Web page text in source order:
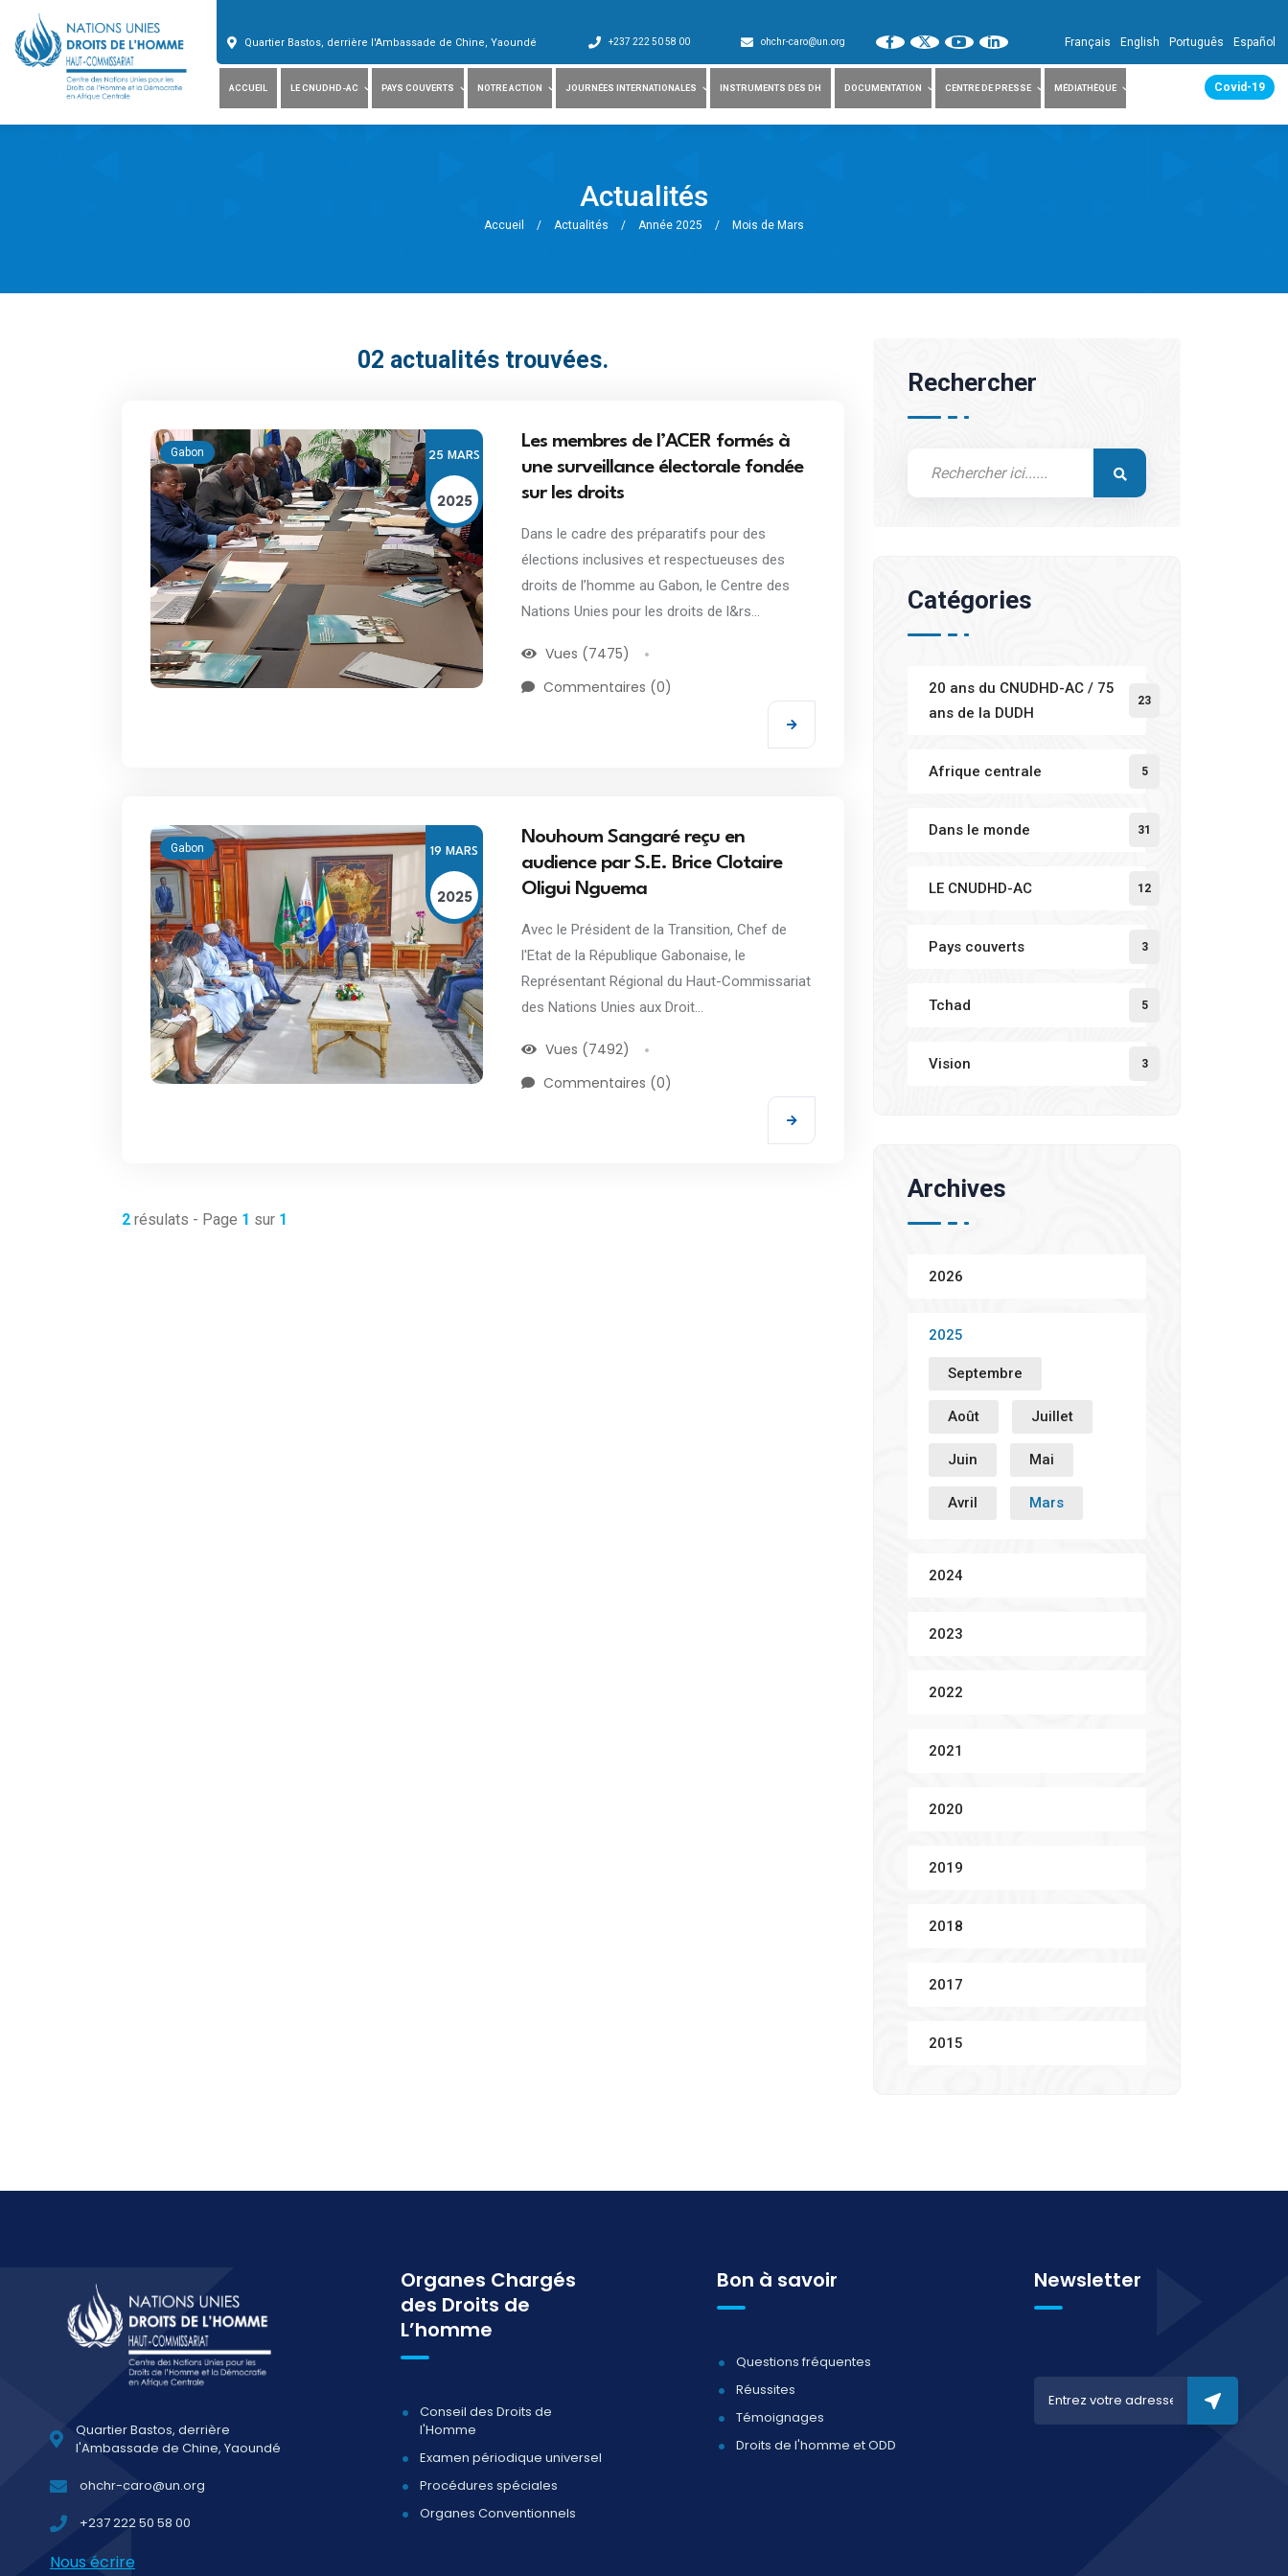
Quartier Bastos, derrière l'Ambassade de Chine, Yaoundé +237 222 50 58 00 ohchr-caro@un.org Français English Português Español
ACCUEIL LE CNUDHD-AC PAYS COUVERTS NOTRE ACTION JOURNÉES INTERNATIONALES INSTRUMENTS DES DH DOCUMENTATION CENTRE DE PRESSE MÉDIATHÈQUE Covid-19
Actualités
Accueil / Actualités / Année 2025 / Mois de Mars
02 actualités trouvées.
25 MARS
2025
Gabon
Les membres de l’ACER formés à
une surveillance électorale fondée
sur les droits
Dans le cadre des préparatifs pour des
élections inclusives et respectueuses des
droits de l’homme au Gabon, le Centre des
Nations Unies pour les droits de l&rs...
Vues (7475)
Commentaires (0)
19 MARS
2025
Gabon
Nouhoum Sangaré reçu en
audience par S.E. Brice Clotaire
Oligui Nguema
Avec le Président de la Transition, Chef de
l'Etat de la République Gabonaise, le
Représentant Régional du Haut-Commissariat
des Nations Unies aux Droit...
Vues (7492)
Commentaires (0)
2 résulats - Page 1 sur 1
Rechercher
Catégories
20 ans du CNUDHD-AC / 75
ans de la DUDH
23
Afrique centrale 5
Dans le monde 31
LE CNUDHD-AC 12
Pays couverts 3
Tchad 5
Vision 3
Archives
2026
2025
Septembre
Août Juillet
Juin Mai
Avril Mars
2024
2023
2022
2021
2020
2019
2018
2017
2015
Quartier Bastos, derrière
l'Ambassade de Chine, Yaoundé
ohchr-caro@un.org
+237 222 50 58 00
Nous écrire
Organes Chargés
des Droits de
L’homme
Conseil des Droits de
l'Homme
Examen périodique universel
Procédures spéciales
Organes Conventionnels
Bon à savoir
Questions fréquentes
Réussites
Témoignages
Droits de l'homme et ODD
Newsletter